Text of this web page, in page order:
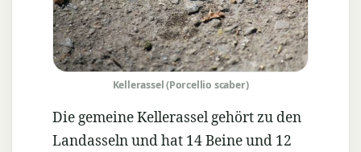
Kellerassel (Porcellio scaber)
Die gemeine Kellerassel gehört zu den
Landasseln und hat 14 Beine und 12